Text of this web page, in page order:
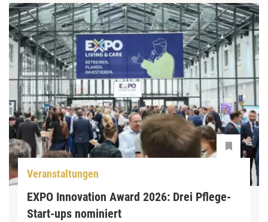
Veranstaltungen
EXPO Innovation Award 2026: Drei Pflege-
Start-ups nominiert